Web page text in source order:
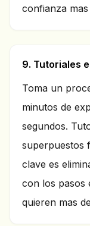
confianza
9. Tutoriales
Toma un
minutos de
segundos.
superpuestos
clave es
con los pasos
quieren mas